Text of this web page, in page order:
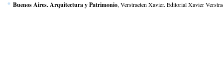
Buenos Aires. Arquitectura y Patrimonio, Verstraeten Xavier. Editorial Xavier